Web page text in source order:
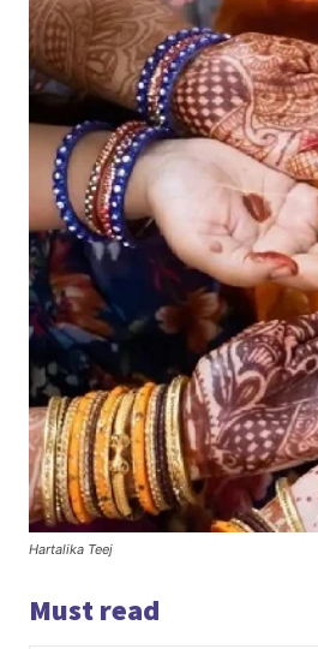
Hartalika Teej
Must read